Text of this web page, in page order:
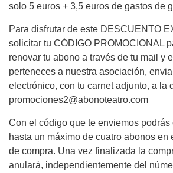
solo 5 euros + 3,5 euros de gastos de
Para disfrutar de este DESCUENTO
solicitar tu CÓDIGO PROMOCIONAL
renovar tu abono a través de tu mail y
perteneces a nuestra asociación,
electrónico, con tu carnet adjunto, a la
promociones2@abonoteatro.com
Con el código que te enviemos podrás
hasta un máximo de cuatro abonos en
de compra. Una vez finalizada la
anulará, independientemente del